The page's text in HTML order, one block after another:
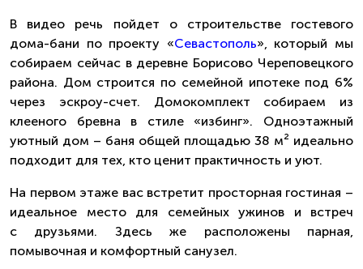
В видео речь пойдет о строительстве гостевого
дома-бани по проекту «Севастополь», который мы
собираем сейчас в деревне Борисово Череповецкого
района. Дом строится по семейной ипотеке под 6%
через эскроу-счет. Домокомплект собираем из
клееного бревна в стиле «избинг». Одноэтажный
уютный дом – баня общей площадью 38 м² идеально
подходит для тех, кто ценит практичность и уют.
На первом этаже вас встретит просторная гостиная –
идеальное место для семейных ужинов и встреч
с друзьями. Здесь же расположены парная,
помывочная и комфортный санузел.